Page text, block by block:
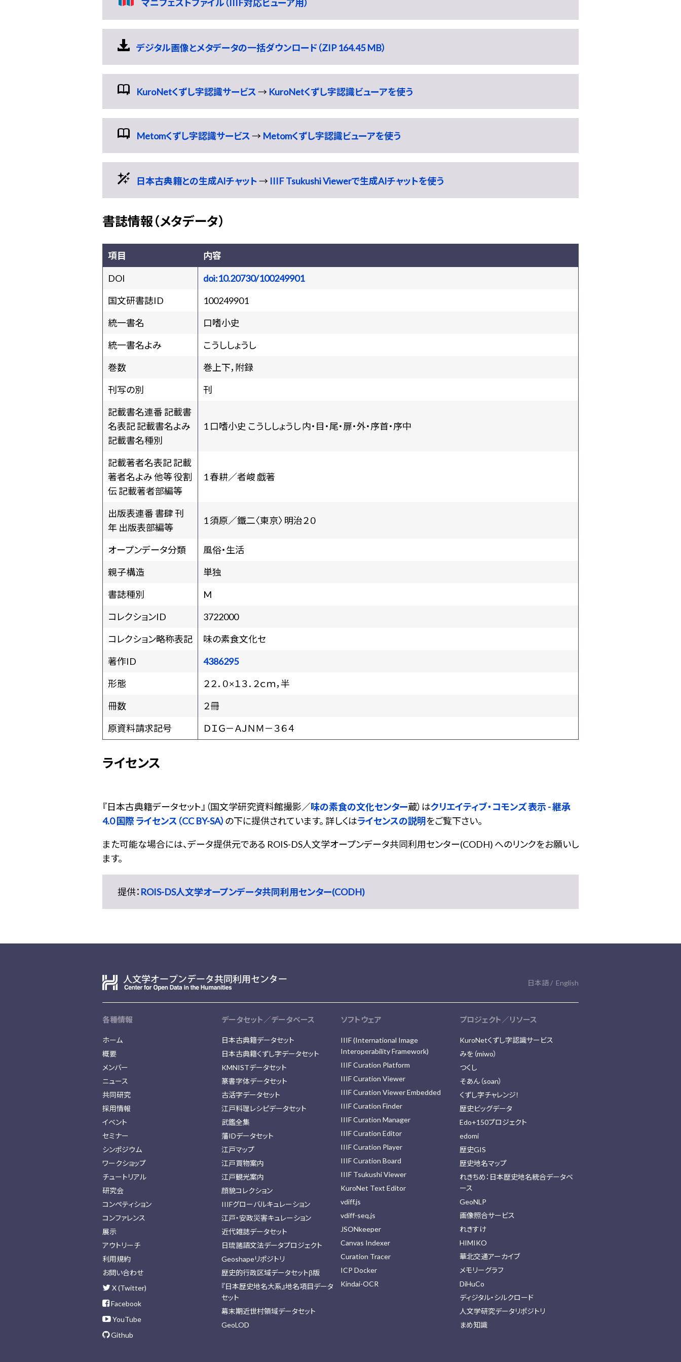
マニフェストファイル（IIIF対応ビューア用）
デジタル画像とメタデータの一括ダウンロード（ZIP 164.45 MB）
KuroNetくずし字認識サービス→ KuroNetくずし字認識ビューアを使う
Metomくずし字認識サービス→ Metomくずし字認識ビューアを使う
日本古典籍との生成AIチャット→ IIIF Tsukushi Viewerで生成AIチャットを使う
書誌情報（メタデータ）
項目 内容
DOI
doi:10.20730/100249901
国文研書誌ID
100249901
統一書名
口嗜小史
統一書名よみ
こうししょうし
巻数
巻上下，附録
刊写の別
刊
記載書名連番 記載書
名表記 記載書名よみ
記載書名種別
1 口嗜小史 こうししょうし 内・目・尾・扉・外・序首・序中
記載著者名表記 記載
著者名よみ 他等 役割
伝 記載著者部編等
1 春耕／者峻 戯著
出版表連番 書肆 刊
年 出版表部編等
1 須原／鐵二〈東京〉 明治２０
オープンデータ分類
風俗・生活
親子構造
単独
書誌種別
M
コレクションID
3722000
コレクション略称表記
味の素食文化セ
著作ID
4386295
形態
２２．０×１３．２ｃｍ，半
冊数
２冊
原資料請求記号
ＤＩＧ－ＡＪＮＭ－３６４
ライセンス
『日本古典籍データセット』（国文学研究資料館撮影／味の素食の文化センター蔵）はクリエイティブ・コモンズ 表示 - 継承
4.0 国際 ライセンス（CC BY-SA） の下に提供されています。 詳しくはライセンスの説明をご覧下さい。
また可能な場合には、データ提供元である ROIS-DS人文学オープンデータ共同利用センター(CODH) へのリンクをお願いし
ます。
提供： ROIS-DS人文学オープンデータ共同利用センター(CODH)
日本語 English
各種情報
ホーム
概要
メンバー
ニュース
共同研究
採用情報
イベント
セミナー
シンポジウム
ワークショップ
チュートリアル
研究会
コンペティション
コンファレンス
展示
アウトリーチ
利用規約
お問い合わせ
X (Twitter)
Facebook
YouTube
Github
データセット／データベース
日本古典籍データセット
日本古典籍くずし字データセット
KMNISTデータセット
篆書字体データセット
古活字データセット
江戸料理レシピデータセット
武鑑全集
藩IDデータセット
江戸マップ
江戸買物案内
江戸観光案内
顔貌コレクション
IIIFグローバルキュレーション
江戸・安政災害キュレーション
近代雑誌データセット
日琉諸語文法データプロジェクト
Geoshapeリポジトリ
歴史的行政区域データセットβ版
『日本歴史地名大系』地名項目データ
セット
幕末期近世村領域データセット
GeoLOD
ソフトウェア
IIIF (International Image
Interoperability Framework)
IIIF Curation Platform
IIIF Curation Viewer
IIIF Curation Viewer Embedded
IIIF Curation Finder
IIIF Curation Manager
IIIF Curation Editor
IIIF Curation Player
IIIF Curation Board
IIIF Tsukushi Viewer
KuroNet Text Editor
vdiff.js
vdiff-seq.js
JSONkeeper
Canvas Indexer
Curation Tracer
ICP Docker
Kindai-OCR
プロジェクト／リソース
KuroNetくずし字認識サービス
みを（miwo）
つくし
そあん（soan）
くずし字チャレンジ！
歴史ビッグデータ
Edo+150プロジェクト
edomi
歴史GIS
歴史地名マップ
れきちめ：日本歴史地名統合データベ
ース
GeoNLP
画像照合サービス
れきすけ
HIMIKO
華北交通アーカイブ
メモリーグラフ
DiHuCo
ディジタル・シルクロード
人文学研究データリポジトリ
まめ知識